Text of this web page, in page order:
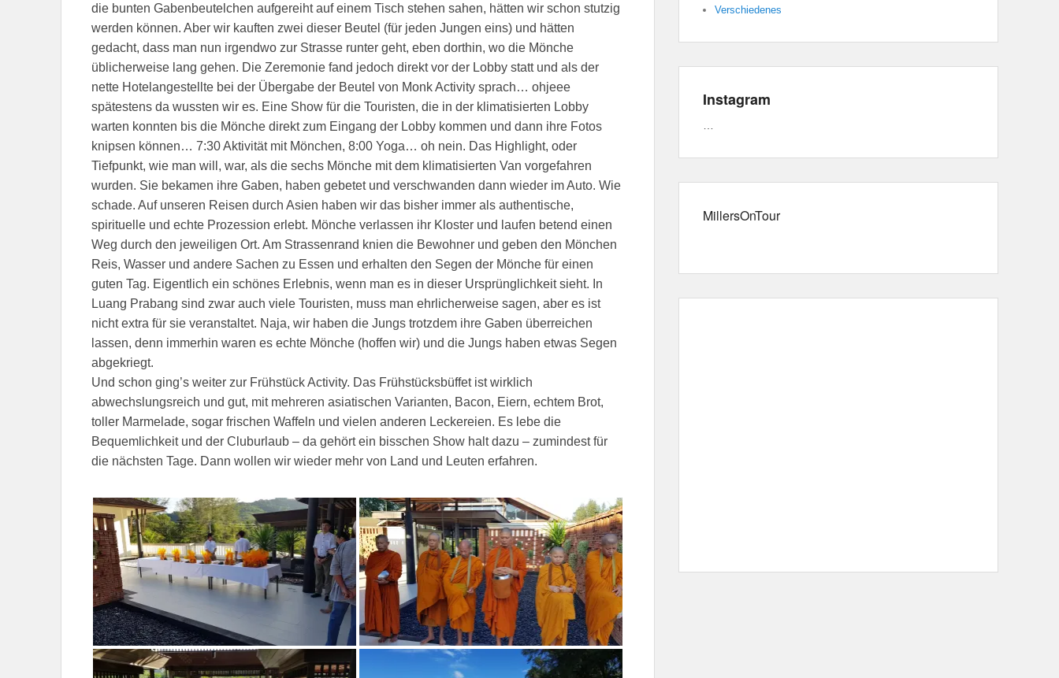
die bunten Gabenbeutelchen aufgereiht auf einem Tisch stehen sahen, hätten wir schon stutzig
werden können. Aber wir kauften zwei dieser Beutel (für jeden Jungen eins) und hätten
gedacht, dass man nun irgendwo zur Strasse runter geht, eben dorthin, wo die Mönche
üblicherweise lang gehen. Die Zeremonie fand jedoch direkt vor der Lobby statt und als der
nette Hotelangestellte bei der Übergabe der Beutel von Monk Activity sprach… ohjeee
spätestens da wussten wir es. Eine Show für die Touristen, die in der klimatisierten Lobby
warten konnten bis die Mönche direkt zum Eingang der Lobby kommen und dann ihre Fotos
knipsen können… 7:30 Aktivität mit Mönchen, 8:00 Yoga… oh nein. Das Highlight, oder
Tiefpunkt, wie man will, war, als die sechs Mönche mit dem klimatisierten Van vorgefahren
wurden. Sie bekamen ihre Gaben, haben gebetet und verschwanden dann wieder im Auto. Wie
schade. Auf unseren Reisen durch Asien haben wir das bisher immer als authentische,
spirituelle und echte Prozession erlebt. Mönche verlassen ihr Kloster und laufen betend einen
Weg durch den jeweiligen Ort. Am Strassenrand knien die Bewohner und geben den Mönchen
Reis, Wasser und andere Sachen zu Essen und erhalten den Segen der Mönche für einen
guten Tag. Eigentlich ein schönes Erlebnis, wenn man es in dieser Ursprünglichkeit sieht. In
Luang Prabang sind zwar auch viele Touristen, muss man ehrlicherweise sagen, aber es ist
nicht extra für sie veranstaltet. Naja, wir haben die Jungs trotzdem ihre Gaben überreichen
lassen, denn immerhin waren es echte Mönche (hoffen wir) und die Jungs haben etwas Segen
abgekriegt.
Und schon ging’s weiter zur Frühstück Activity. Das Frühstücksbüffet ist wirklich
abwechslungsreich und gut, mit mehreren asiatischen Varianten, Bacon, Eiern, echtem Brot,
toller Marmelade, sogar frischen Waffeln und vielen anderen Leckereien. Es lebe die
Bequemlichkeit und der Cluburlaub – da gehört ein bisschen Show halt dazu – zumindest für
die nächsten Tage. Dann wollen wir wieder mehr von Land und Leuten erfahren.
Verschiedenes
Instagram
MillersOnTour